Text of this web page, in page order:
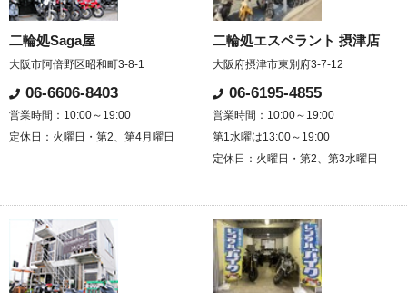
二輪処Saga屋
大阪市阿倍野区昭和町3-8-1
06-6606-8403
営業時間：10:00～19:00
定休日：火曜日・第2、第4月曜日
二輪処エスペラント 摂津店
大阪府摂津市東別府3-7-12
06-6195-4855
営業時間：10:00～19:00
第1水曜は13:00～19:00
定休日：火曜日・第2、第3水曜日